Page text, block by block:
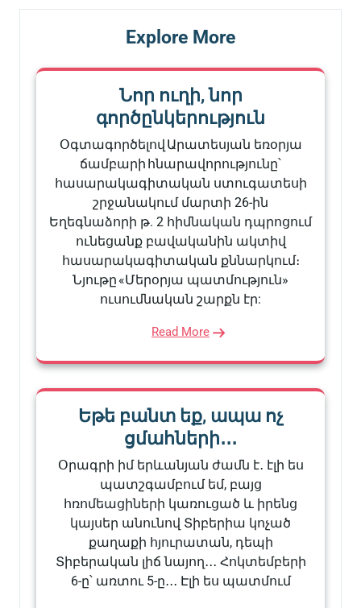
Explore More
Նոր ուղի, նոր
գործընկերություն
Օգտագործելով Արատեսյան եռօրյա
ճամբարի հնարավորությունը՝
հասարակագիտական ստուգատեսի
շրջանակում մարտի 26-ին
Եղեգնաձորի թ. 2 հիմնական դպրոցում
ունեցանք բավականին ակտիվ
հասարակագիտական քննարկում։
Նյութը «Մերօրյա պատմություն»
ուսումնական շարքն էր:
Read More
Եթե բանտ եք, ապա ոչ
ցմահների․․․
Օրագրի իմ երևանյան ժամն է․ էլի ես
պատշգամբում եմ, բայց
հռոմեացիների կառուցած և իրենց
կայսեր անունով Տիբերիա կոչած
քաղաքի հյուրատան, դեպի
Տիբերական լիճ նայող․․․ Հոկտեմբերի
6-ը՝ առտու 5-ը․․․ Էլի ես պատմում